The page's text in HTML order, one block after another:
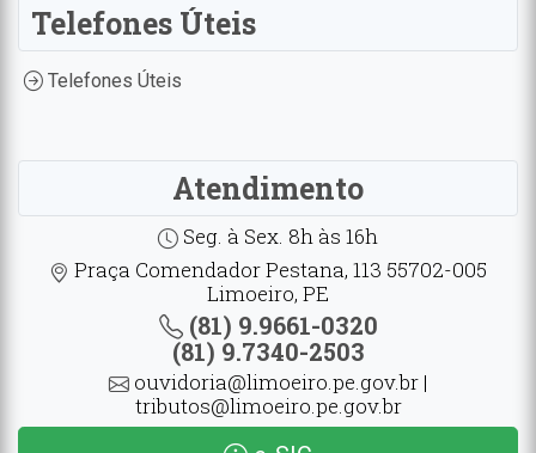
Telefones Úteis
Telefones Úteis
Atendimento
Seg. à Sex. 8h às 16h
Praça Comendador Pestana, 113 55702-005
Limoeiro, PE
(81) 9.9661-0320
(81) 9.7340-2503
ouvidoria@limoeiro.pe.gov.br |
tributos@limoeiro.pe.gov.br